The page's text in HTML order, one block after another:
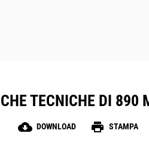
TECNICHE DI 890
cloud_download DOWNLOAD print STAMPA